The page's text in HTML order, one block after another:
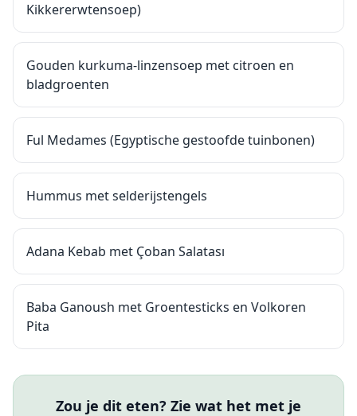
Kikkererwtensoep)
Gouden kurkuma-linzensoep met citroen en
bladgroenten
Ful Medames (Egyptische gestoofde tuinbonen)
Hummus met selderijstengels
Adana Kebab met Çoban Salatası
Baba Ganoush met Groentesticks en Volkoren
Pita
Zou je dit eten? Zie wat het met je